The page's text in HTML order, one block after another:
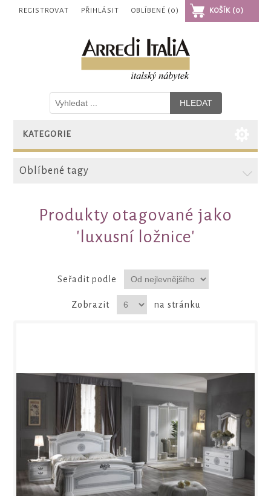
REGISTROVAT PŘIHLÁSIT OBLÍBENÉ (0) KOŠÍK (0)
KATEGORIE
Oblíbené tagy
Produkty otagované jako
'luxusní ložnice'
Seřadit podle
Zobrazit na stránku